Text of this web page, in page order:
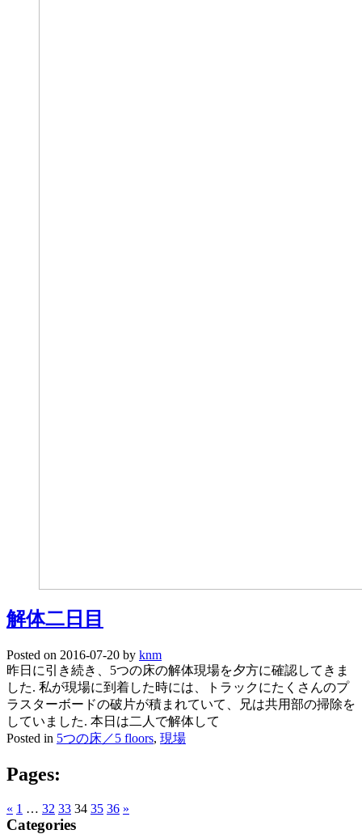
解体二日目
Posted on 2016-07-20 by knm
昨日に引き続き、5つの床の解体現場を夕方に確認してきま
した. 私が現場に到着した時には、トラックにたくさんのプ
ラスターボードの破片が積まれていて、兄は共用部の掃除を
していました. 本日は二人で解体して
Posted in 5つの床／5 floors, 現場
Pages:
« 1 … 32 33 34 35 36 »
Categories